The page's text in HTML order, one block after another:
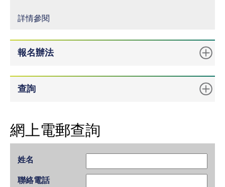
詳情參閱
報名辦法
查詢
網上電郵查詢
姓名
聯絡電話